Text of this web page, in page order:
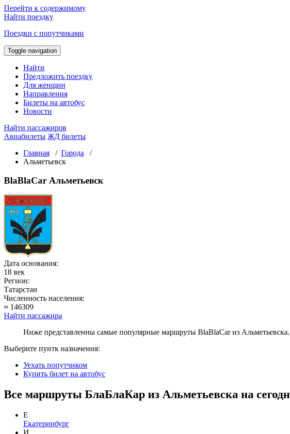
Перейти к содержимому
Найти поездку
Поездки с попутчиками
Toggle navigation
Найти
Предложить поездку
Для женщин
Направления
Билеты на автобус
Новости
Найти пассажиров
Авиабилеты ЖД билеты
Главная / Города /
Альметьевск
BlaBlaCar Альметьевск
Дата основания:
18 век
Регион:
Татарстан
Численность населения:
≈ 146309
Найти пассажира
Ниже представленны самые популярные маршруты BlaBlaCar из
Выберите пунтк назначения:
Уехать попутчиком
Купить билет на автобус
Все маршруты БлаБлаКар из Альметьевска на
Е
Екатеринбург